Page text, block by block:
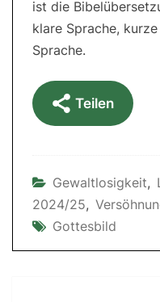
ist die
klare Sprache,
Sprache.
Teilen
Gewaltlosigkeit,
2024/25,
Gottesbild